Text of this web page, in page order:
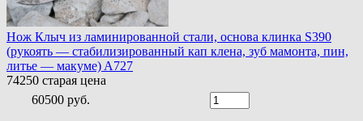
Нож Клыч из ламинированной стали, основа клинка S390
(рукоять — стабилизированный кап клена, зуб мамонта, пин,
литье — макуме) A727
74250 старая цена
60500 руб.